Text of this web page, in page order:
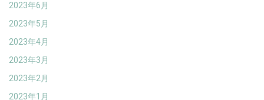
2023年6月
2023年5月
2023年4月
2023年3月
2023年2月
2023年1月